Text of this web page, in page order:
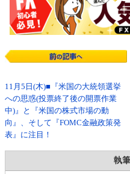
11月5日(木)■『米国の大統領選挙
への思惑(投票終了後の開票作業
中)』と『米国の株式市場の動
向』、そして『FOMC金融政策発
表』に注目！
執